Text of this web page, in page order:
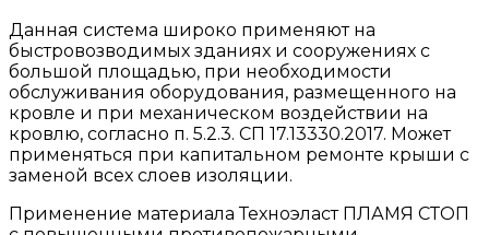
Данная система широко применяют на
быстровозводимых зданиях и сооружениях с
большой площадью, при необходимости
обслуживания оборудования, размещенного на
кровле и при механическом воздействии на
кровлю, согласно п. 5.2.3. СП 17.13330.2017. Может
применяться при капитальном ремонте крыши с
заменой всех слоев изоляции.
Применение материала Техноэласт ПЛАМЯ СТОП